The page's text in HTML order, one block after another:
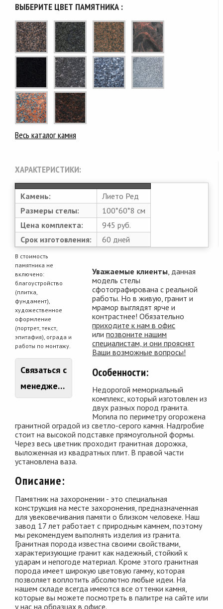
ВЫБЕРИТЕ ЦВЕТ ПАМЯТНИКА :
Весь каталог камня
ХАРАКТЕРИСТИКИ:
Камень:
Лието Ред
Размеры стелы:
100*60*8 см
Цена комплекта:
945 руб.
Срок изготовления:
60 дней
В стоимость
памятника не
включено:
благоустройство
(плитка,
фундамент),
художественное
оформление
(портрет, текст,
эпитафия), ограда и
работы по монтажу.
Связаться с
менеджером
Уважаемые клиенты , данная
модель стелы
сфотографирована с реальной
работы. Но в живую, гранит и
мрамор выглядят ярче и
контрастнее! Обязательно
приходите к нам в офис
илипозвоните нашим
специалистам, и они прояснят
Ваши возможные вопросы!
Особенности:
Недорогой мемориальный
комплекс, который изготовлен из
двух разных пород гранита.
Могила по периметру огорожена
гранитной оградой из светло-серого камня. Надгробие
стоит на высокой подставке прямоугольной формы.
Через весь цветник проходит гранитная дорожка,
выложенная из квадратных плит. В правой части
установлена ваза.
Описание:
Памятник на захоронении - это специальная
конструкция на месте захоронения, предназначенная
для увековечивания памяти о близком человеке. Наш
завод 17 лет работает с природным камнем, поэтому
мы рекомендуем выполнять изделия из гранита.
Гранитная порода известна своими свойствами,
характеризующие гранит как надежный, стойкий к
ударам и непогоде материал. Кроме этого гранитная
порода имеет широкую цветовую гамму, которая
позволяет воплотить абсолютно любые идеи. На
нашем складе всегда имеются все оттенки камня,
которые вы можете посмотреть в палитре на сайте или
у нас на образцах в офисе.